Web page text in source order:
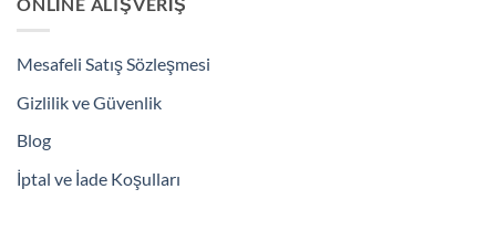
Mesafeli Satış Sözleşmesi
Gizlilik ve Güvenlik
Blog
İptal ve İade Koşulları